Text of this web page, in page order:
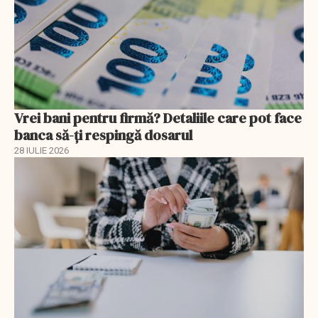
Vrei bani pentru firmă? Detaliile care pot face
banca să-ți respingă dosarul
28 IULIE 2026